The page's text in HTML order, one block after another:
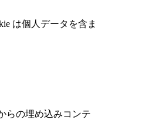
は個人データを含ま
らの埋め込みコンテ